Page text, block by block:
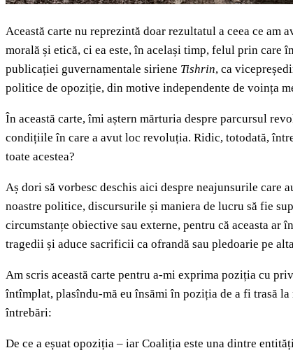
Această carte nu reprezintă doar rezultatul a ceea ce
morală și etică, ci ea este, în același timp, felul prin care
publicației guvernamentale siriene Tishrin, ca
politice de opoziție, din motive independente de voința
În această carte, îmi aștern mărturia despre parcursul
condițiile în care a avut loc revoluția. Ridic, totodată,
toate acestea?
Aș dori să vorbesc deschis aici despre neajunsurile care
noastre politice, discursurile și maniera de lucru să fie
circumstanțe obiective sau externe, pentru că aceasta
tragedii și aduce sacrificii ca ofrandă sau pledoarie pe
Am scris această carte pentru a‑mi exprima poziția cu
întîmplat, plasîndu‑mă eu însămi în poziția de a fi trasă
întrebări:
De ce a eșuat opoziția – iar Coaliția este una dintre